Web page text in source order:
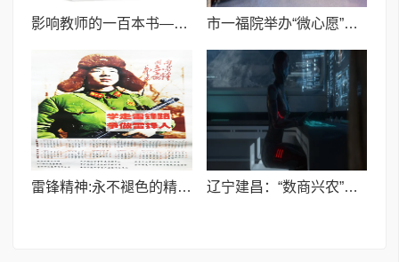
影响教师的一百本书——海宁市鹃湖小学郭叶老师推荐《智慧沟通——有滋有味做班主任》 市一福院举办“微心愿”活动 用科技温度照亮特殊群体的融合之路
雷锋精神:永不褪色的精神灯塔 ​14年间曹荣安面向全国发放20.5万份雷锋年历画 辽宁建昌：“数商兴农”赋能乡村振兴 续写丰收叙事